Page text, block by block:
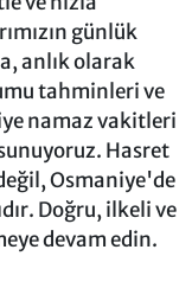
günlük
anlık olarak
tahminleri ve
namaz vakitleri
Hasret
Osmaniye'de
Doğru, ilkeli ve
devam edin.